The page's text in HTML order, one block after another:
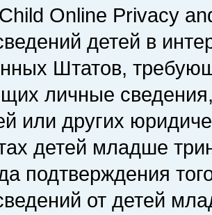
Online Privacy
детей в
Штатов,
личные
или других
детей младше
подтверждения
от детей